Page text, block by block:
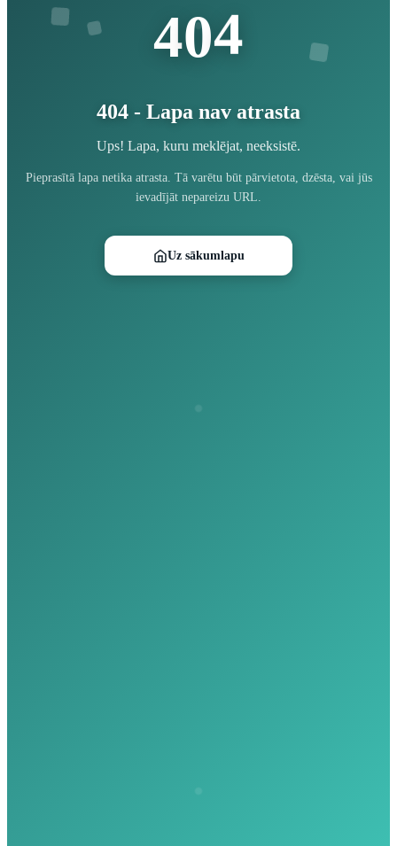
404
404 - Lapa nav atrasta
Ups! Lapa, kuru meklējat, neeksistē.
Pieprasītā lapa netika atrasta. Tā varētu būt pārvietota, dzēsta, vai jūs
ievadījāt nepareizu URL.
Uz sākumlapu